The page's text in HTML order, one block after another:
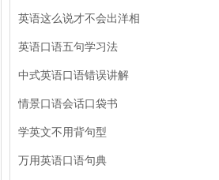
英语这么说才不会出洋相
英语口语五句学习法
中式英语口语错误讲解
情景口语会话口袋书
学英文不用背句型
万用英语口语句典